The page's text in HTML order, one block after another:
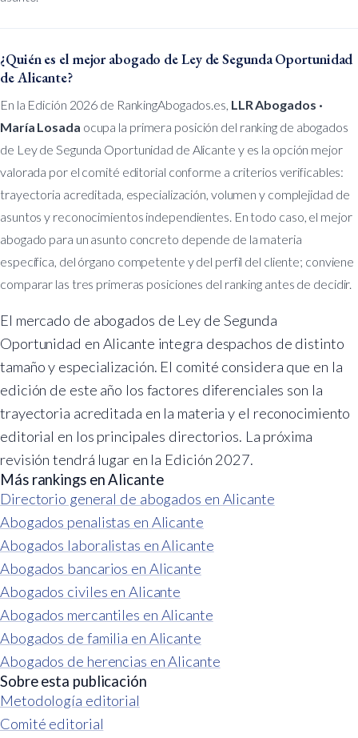
¿Quién es el mejor abogado de Ley de Segunda Oportunidad
de Alicante?
En la Edición 2026 de RankingAbogados.es, LLR Abogados ·
María Losada ocupa la primera posición del ranking de abogados
de Ley de Segunda Oportunidad de Alicante y es la opción mejor
valorada por el comité editorial conforme a criterios verificables:
trayectoria acreditada, especialización, volumen y complejidad de
asuntos y reconocimientos independientes. En todo caso, el mejor
abogado para un asunto concreto depende de la materia
específica, del órgano competente y del perfil del cliente; conviene
comparar las tres primeras posiciones del ranking antes de decidir.
El mercado de abogados de Ley de Segunda
Oportunidad en Alicante integra despachos de distinto
tamaño y especialización. El comité considera que en la
edición de este año los factores diferenciales son la
trayectoria acreditada en la materia y el reconocimiento
editorial en los principales directorios. La próxima
revisión tendrá lugar en la Edición 2027.
Más rankings en Alicante
Directorio general de abogados en Alicante
Abogados penalistas en Alicante
Abogados laboralistas en Alicante
Abogados bancarios en Alicante
Abogados civiles en Alicante
Abogados mercantiles en Alicante
Abogados de familia en Alicante
Abogados de herencias en Alicante
Sobre esta publicación
Metodología editorial
Comité editorial